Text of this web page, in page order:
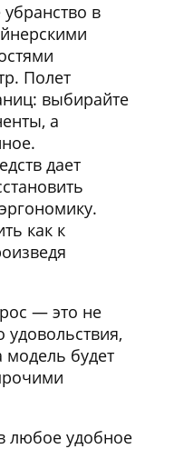
в
Полет
выбирайте
а
дает
как к
— это не
удовольствия,
будет
любое удобное